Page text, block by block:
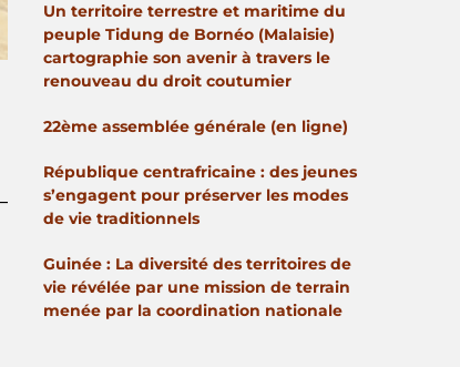
Un territoire terrestre et maritime du
peuple Tidung de Bornéo (Malaisie)
cartographie son avenir à travers le
renouveau du droit coutumier
22ème assemblée générale (en ligne)
République centrafricaine : des jeunes
s’engagent pour préserver les modes
de vie traditionnels
Guinée : La diversité des territoires de
vie révélée par une mission de terrain
menée par la coordination nationale